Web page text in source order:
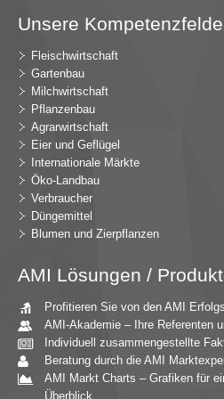
Unsere
Fleischwirtschaft
Gartenbau
Milchwirtschaft
Pflanzenbau
Agrarwirtschaft
Eier und Geflügel
Internationale Märkte
Öko-Landbau
Verbraucher
Düngemittel
Blumen und Zierpflanzen
AMI Lösungen /
Profitieren Sie von den AMI
AMI-Akademie – Ihre Referenten
Individuell zusammengestellte
Beratung durch die AMI
AMI Markt Charts – Grafiken für
Überblick